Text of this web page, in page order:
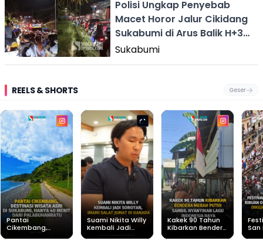
Polisi Ungkap Penyebab
Macet Horor Jalur Cikidang
Sukabumi di Arus Balik H+3
Lebaran
Sukabumi
REELS & SHORTS Geser
Pantai
Cikembang,
Suami Nikita Willy
Kembali Jadi
Kakek 90 Tahun
Kibarkan Bendera
San